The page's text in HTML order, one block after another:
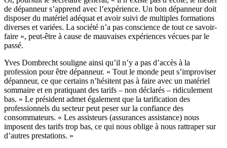
de dépanneur s’apprend avec l’expérience. Un bon dépanneur doit
disposer du matériel adéquat et avoir suivi de multiples formations
diverses et variées. La société n’a pas conscience de tout ce savoir-
faire », peut-être à cause de mauvaises expériences vécues par le
passé.
Yves Dombrecht souligne ainsi qu’il n’y a pas d’accès à la
profession pour être dépanneur. « Tout le monde peut s’improviser
dépanneur, ce que certains n’hésitent pas à faire avec un matériel
sommaire et en pratiquant des tarifs – non déclarés – ridiculement
bas. » Le président admet également que la tarification des
professionnels du secteur peut peser sur la confiance des
consommateurs. « Les assisteurs (assurances assistance) nous
imposent des tarifs trop bas, ce qui nous oblige à nous rattraper sur
d’autres prestations. »